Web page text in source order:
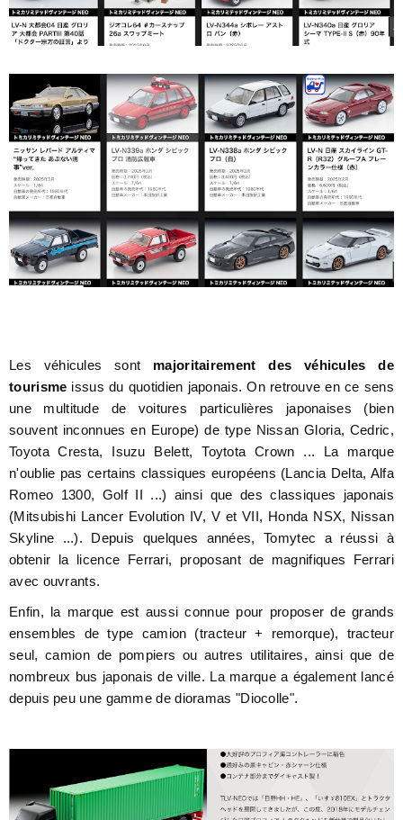
Les véhicules sont majoritairement des véhicules de
tourisme issus du quotidien japonais. On retrouve en ce sens
une multitude de voitures particulières japonaises (bien
souvent inconnues en Europe) de type Nissan Gloria, Cedric,
Toyota Cresta, Isuzu Belett, Toytota Crown ... La marque
n'oublie pas certains classiques européens (Lancia Delta, Alfa
Romeo 1300, Golf II ...) ainsi que des classiques japonais
(Mitsubishi Lancer Evolution IV, V et VII, Honda NSX, Nissan
Skyline ...). Depuis quelques années, Tomytec a réussi à
obtenir la licence Ferrari, proposant de magnifiques Ferrari
avec ouvrants.
Enfin, la marque est aussi connue pour proposer de grands
ensembles de type camion (tracteur + remorque), tracteur
seul, camion de pompiers ou autres utilitaires, ainsi que de
nombreux bus japonais de ville. La marque a également lancé
depuis peu une gamme de dioramas "Diocolle".